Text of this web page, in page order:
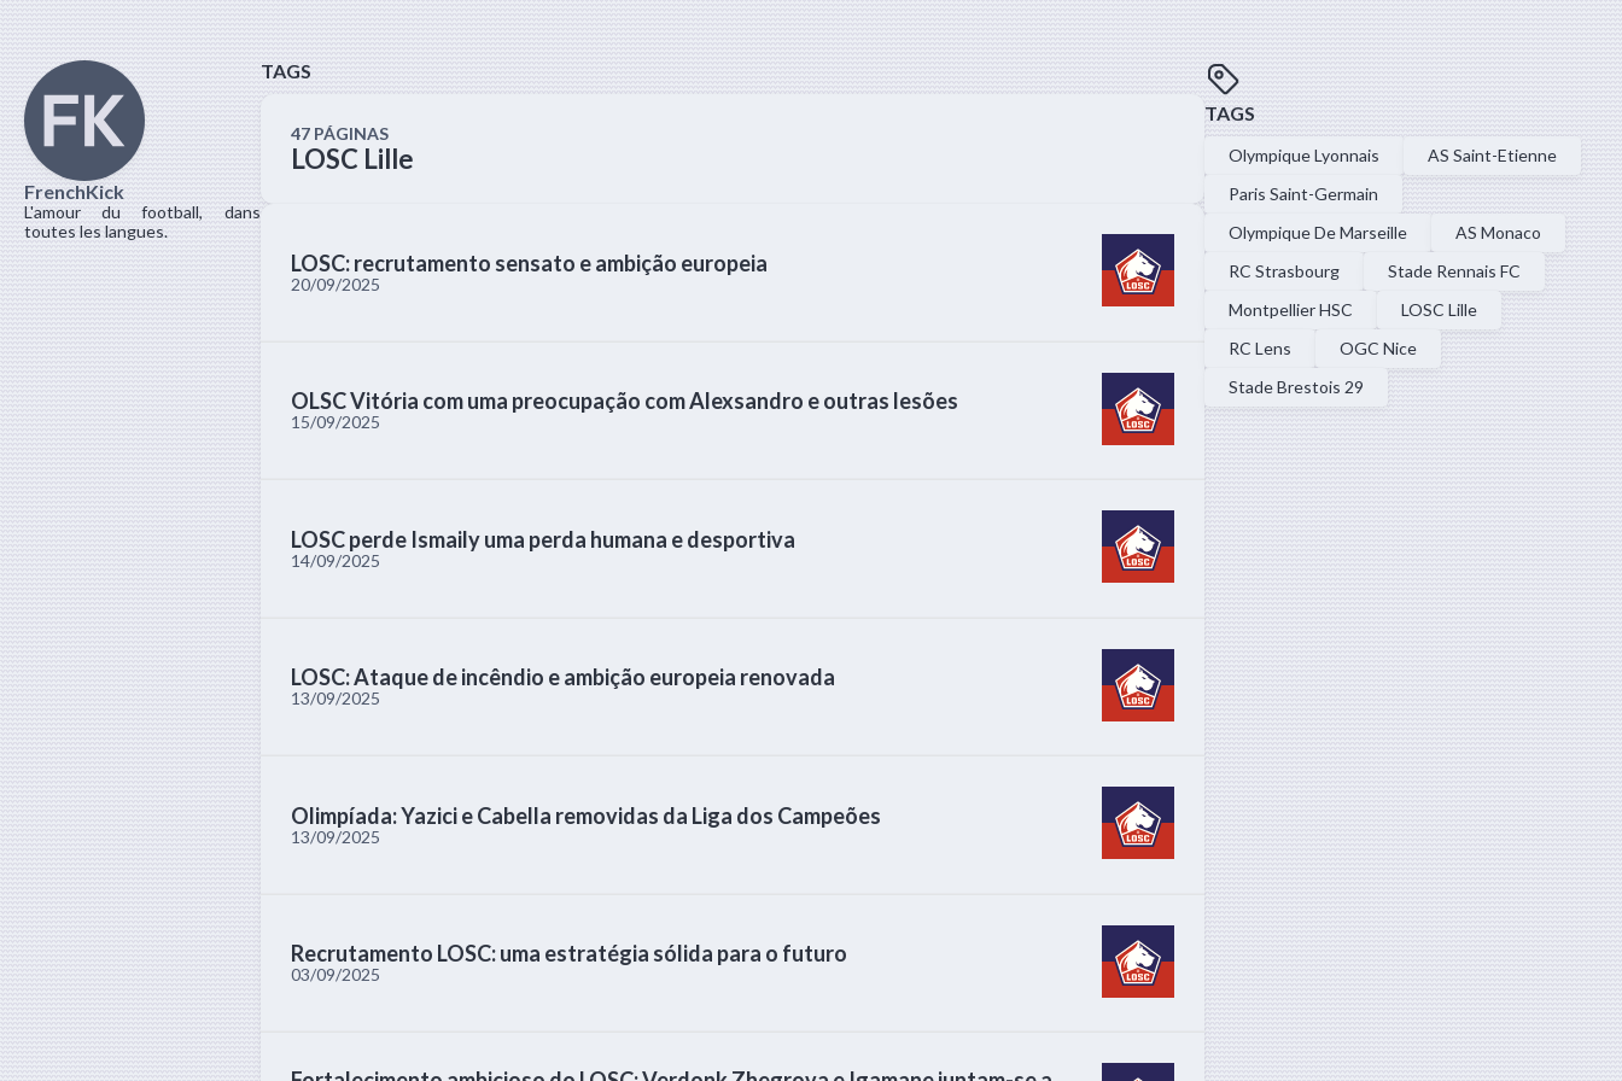
FrenchKick
L'amour du football, dans
toutes les langues.
TAGS
Olympique Lyonnais
AS Saint-Etienne
Paris Saint-Germain
Olympique De Marseille
AS Monaco
RC Strasbourg
Stade Rennais FC
Montpellier HSC
LOSC Lille
RC Lens
OGC Nice
Stade Brestois 29
TAGS
47 PÁGINAS
LOSC Lille
LOSC: recrutamento sensato e ambição europeia
20/09/2025
OLSC Vitória com uma preocupação com Alexsandro e outras lesões
15/09/2025
LOSC perde Ismaily uma perda humana e desportiva
14/09/2025
LOSC: Ataque de incêndio e ambição europeia renovada
13/09/2025
Olimpíada: Yazici e Cabella removidas da Liga dos Campeões
13/09/2025
Recrutamento LOSC: uma estratégia sólida para o futuro
03/09/2025